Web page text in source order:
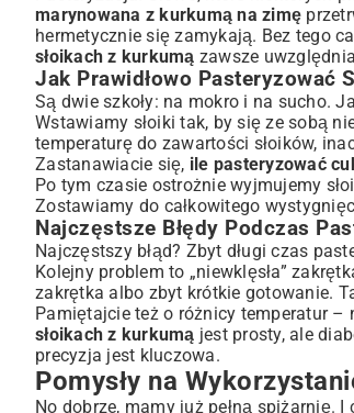
marynowana z kurkumą na zimę
hermetycznie się zamykają. Bez tego
słoikach z kurkumą zawsze
Jak Prawidłowo Pasteryzować
Są dwie szkoły: na mokro i na sucho.
Wstawiamy słoiki tak, by się ze sobą
temperaturę do zawartości słoików,
Zastanawiacie się, ile pasteryzować
Po tym czasie ostrożnie wyjmujemy
Zostawiamy do całkowitego
Najczęstsze Błędy Podczas
Najczęstszy błąd? Zbyt długi czas
Kolejny problem to „niewklęsła”
zakrętka albo zbyt krótkie gotowanie.
Pamiętajcie też o różnicy temperatur –
słoikach z kurkumą jest prosty, ale
precyzja jest kluczowa.
Pomysły na
No dobrze, mamy już pełną spiżarnię.